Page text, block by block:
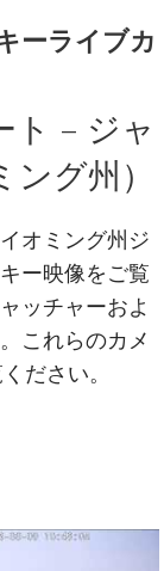
ーライブカ
ト – ジャ
グ州）
オミング州ジ
ー映像をご覧
ッチャーおよ
これらのカメ
ださい。